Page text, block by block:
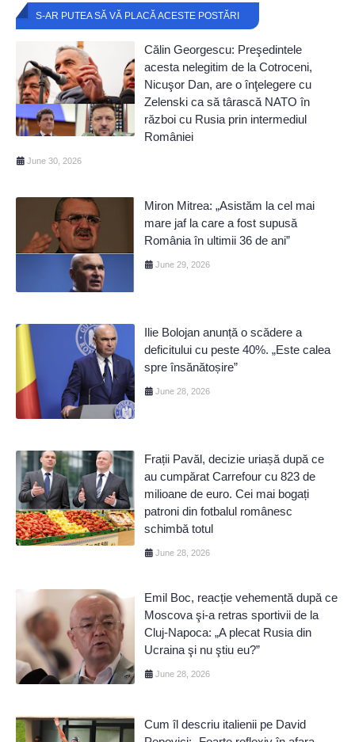
S-AR PUTEA SĂ VĂ PLACĂ ACESTE POSTĂRI
Călin Georgescu: Preşedintele
acesta nelegitim de la Cotroceni,
Nicuşor Dan, are o înţelegere cu
Zelenski ca să târască NATO în
război cu Rusia prin intermediul
României
June 30, 2026
Miron Mitrea: „Asistăm la cel mai
mare jaf la care a fost supusă
România în ultimii 36 de ani”
June 29, 2026
Ilie Bolojan anunță o scădere a
deficitului cu peste 40%. „Este calea
spre însănătoșire”
June 28, 2026
Frații Pavăl, decizie uriașă după ce
au cumpărat Carrefour cu 823 de
milioane de euro. Cei mai bogați
patroni din fotbalul românesc
schimbă totul
June 28, 2026
Emil Boc, reacție vehementă după ce
Moscova şi-a retras sportivii de la
Cluj-Napoca: „A plecat Rusia din
Ucraina şi nu ştiu eu?”
June 28, 2026
Cum îl descriu italienii pe David